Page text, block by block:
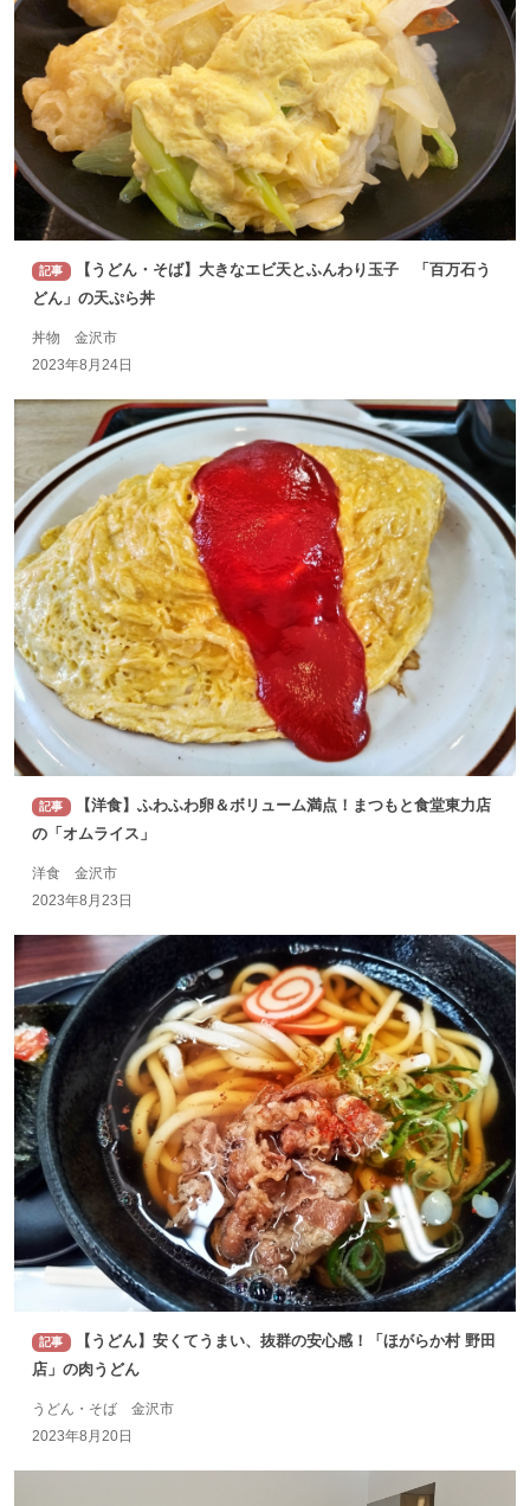
記事
【うどん・そば】大きなエビ天とふんわり玉子 「百万石う
どん」の天ぷら丼
丼物 金沢市
2023年8月24日
記事
【洋食】ふわふわ卵＆ボリューム満点！まつもと食堂東力店
の「オムライス」
洋食 金沢市
2023年8月23日
記事
【うどん】安くてうまい、抜群の安心感！「ほがらか村 野田
店」の肉うどん
うどん・そば 金沢市
2023年8月20日